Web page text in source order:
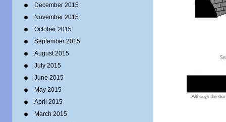
December 2015
November 2015
October 2015
September 2015
August 2015
July 2015
June 2015
May 2015
April 2015
March 2015